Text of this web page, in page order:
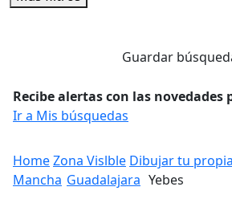
Guardar
Recibe alertas con las novedades
Ir a Mis búsquedas
HomeZona Vislble Dibujar tu
Mancha Guadalajara Yebes